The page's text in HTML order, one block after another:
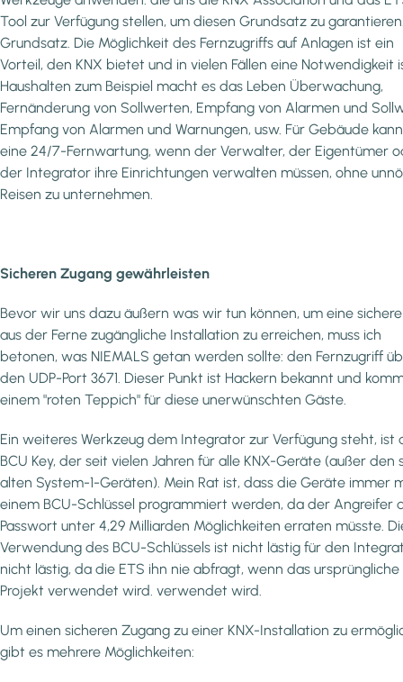
Tool zur Verfügung stellen, um diesen Grundsatz zu
Grundsatz. Die Möglichkeit des Fernzugriffs auf Anlagen ist ein
Vorteil, den KNX bietet und in vielen Fällen eine Notwendigkeit
Haushalten zum Beispiel macht es das Leben Überwachung,
Fernänderung von Sollwerten, Empfang von Alarmen und
Empfang von Alarmen und Warnungen, usw. Für Gebäude
eine 24/7-Fernwartung, wenn der Verwalter, der Eigentümer
der Integrator ihre Einrichtungen verwalten müssen, ohne
Reisen zu unternehmen.
Sicheren Zugang gewährleisten
Bevor wir uns dazu äußern was wir tun können, um eine
aus der Ferne zugängliche Installation zu erreichen, muss ich
betonen, was NIEMALS getan werden sollte: den Fernzugriff
den UDP-Port 3671. Dieser Punkt ist Hackern bekannt und
einem "roten Teppich" für diese unerwünschten Gäste.
Ein weiteres Werkzeug dem Integrator zur Verfügung steht, ist
BCU Key, der seit vielen Jahren für alle KNX-Geräte (außer den
alten System-1-Geräten). Mein Rat ist, dass die Geräte immer
einem BCU-Schlüssel programmiert werden, da der Angreifer
Passwort unter 4,29 Milliarden Möglichkeiten erraten müsste.
Verwendung des BCU-Schlüssels ist nicht lästig für den
nicht lästig, da die ETS ihn nie abfragt, wenn das ursprüngliche
Projekt verwendet wird. verwendet wird.
Um einen sicheren Zugang zu einer KNX-Installation zu
gibt es mehrere Möglichkeiten: